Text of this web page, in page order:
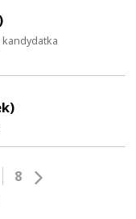
kandydatka
8